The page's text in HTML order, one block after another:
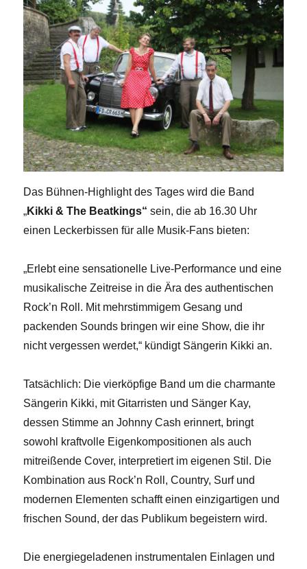
Das Bühnen-Highlight des Tages wird die Band
„Kikki & The Beatkings“ sein, die ab 16.30 Uhr
einen Leckerbissen für alle Musik-Fans bieten:
„Erlebt eine sensationelle Live-Performance und eine
musikalische Zeitreise in die Ära des authentischen
Rock’n Roll. Mit mehrstimmigem Gesang und
packenden Sounds bringen wir eine Show, die ihr
nicht vergessen werdet,“ kündigt Sängerin Kikki an.
Tatsächlich: Die vierköpfige Band um die charmante
Sängerin Kikki, mit Gitarristen und Sänger Kay,
dessen Stimme an Johnny Cash erinnert, bringt
sowohl kraftvolle Eigenkompositionen als auch
mitreißende Cover, interpretiert im eigenen Stil. Die
Kombination aus Rock’n Roll, Country, Surf und
modernen Elementen schafft einen einzigartigen und
frischen Sound, der das Publikum begeistern wird.
Die energiegeladenen instrumentalen Einlagen und